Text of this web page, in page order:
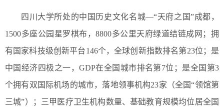
四川大学所处的中国历史文化名城—“天府之国”成都，
1500多座公园星罗棋布，8800多公里天府绿道结链成网；拥
有国家科技级创新平台146个，全球创新指数排名第23位；是
中国经济四极之一，GDP在全国城市排名第7位；是全国第3
个拥有双国际机场的城市，落地领事机构23家（全国“领馆第
三城”）；三甲医疗卫生机构数量、基础教育规模均位居全国